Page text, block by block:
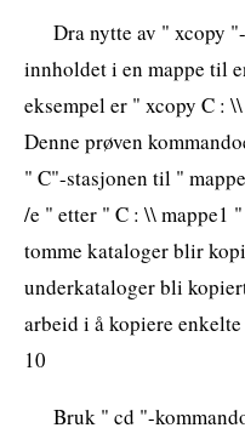
Dra nytte av " xcopy
innholdet i en mappe til
eksempel er " xcopy C :
Denne prøven
" C"-stasjonen til "
/e " etter " C : \\ mappe1
tomme kataloger blir
underkataloger bli
arbeid i å kopiere
10
Bruk " cd "-